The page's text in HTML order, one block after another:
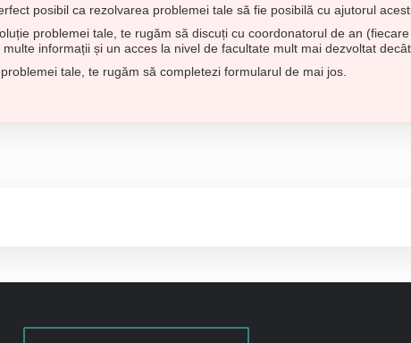
posibil ca rezolvarea problemei tale să fie posibilă cu ajutorul
problemei tale, te rugăm să discuți cu coordonatorul de an
informații și un acces la nivel de facultate mult mai dezvoltat
tale, te rugăm să completezi formularul de mai jos.